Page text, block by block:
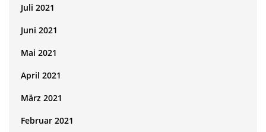
Juli 2021
Juni 2021
Mai 2021
April 2021
März 2021
Februar 2021